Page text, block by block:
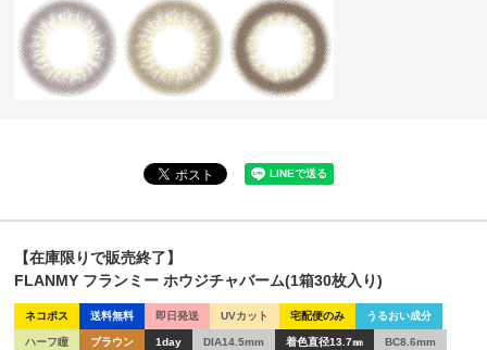
【在庫限りで販売終了】
FLANMY フランミー ホウジチャバーム(1箱30枚入り)
ネコポス 送料無料 即日発送 UVカット 宅配便のみ うるおい成分
ハーフ瞳 ブラウン 1day DIA14.5mm 着色直径13.7㎜ BC8.6mm